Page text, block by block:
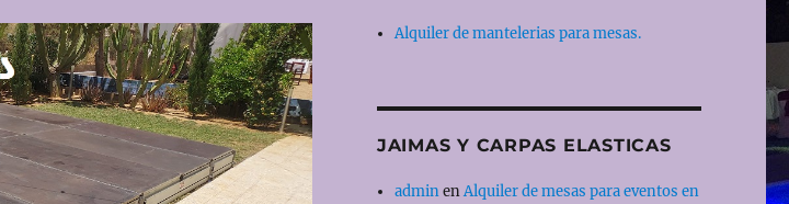
Alquiler de mantelerias para mesas.
JAIMAS Y CARPAS ELASTICAS
adminenAlquiler de mesas para eventos en